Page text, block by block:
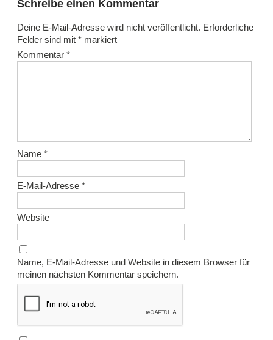
Schreibe einen Kommentar
Deine E-Mail-Adresse wird nicht veröffentlicht. Erforderliche
Felder sind mit * markiert
Kommentar *
Name *
E-Mail-Adresse *
Website
Name, E-Mail-Adresse und Website in diesem Browser für
meinen nächsten Kommentar speichern.